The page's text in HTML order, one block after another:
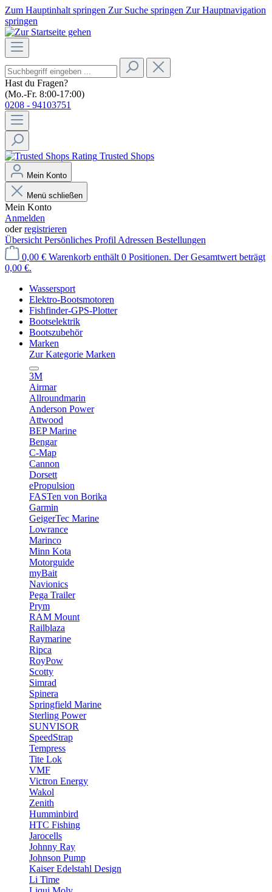
Zum Hauptinhalt springen Zur Suche springen Zur Hauptnavigation
springen
Hast du Fragen?
(Mo.-Fr. 8:00-17:00)
0208 - 94103751
Trusted Shops
Mein Konto
Menü schließen
Mein Konto
Anmelden
oderregistrieren
Übersicht Persönliches Profil Adressen Bestellungen
0,00 € Warenkorb enthält 0 Positionen. Der Gesamtwert beträgt
0,00 €.
Wassersport
Elektro-Bootsmotoren
Fishfinder-GPS-Plotter
Bootselektrik
Bootszubehör
Marken
Zur Kategorie Marken
3M
Airmar
Allroundmarin
Anderson Power
Attwood
BEP Marine
Bengar
C-Map
Cannon
Dorsett
ePropulsion
FASTen von Borika
Garmin
GeigerTec Marine
Lowrance
Marinco
Minn Kota
Motorguide
myBait
Navionics
Pega Trailer
Prym
RAM Mount
Railblaza
Raymarine
Ripca
RoyPow
Scotty
Simrad
Spinera
Springfield Marine
Sterling Power
SUNVISOR
SpeedStrap
Tempress
Tite Lok
VMF
Victron Energy
Wakol
Zenith
Humminbird
HTC Fishing
Jarocells
Johnny Ray
Johnson Pump
Kaiser Edelstahl Design
Li Time